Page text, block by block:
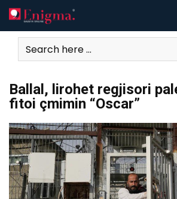
Skip
to
content
Ballal, lirohet regjisori
fitoi çmimin “Oscar”